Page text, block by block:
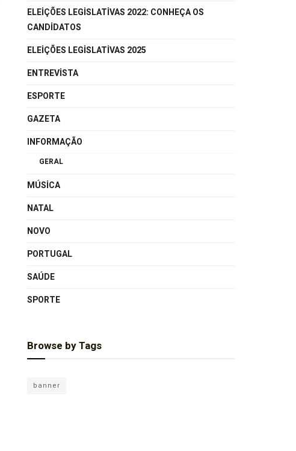
ELEIÇÕES LEGISLATIVAS 2022: CONHEÇA OS
CANDIDATOS
ELEIÇÕES LEGISLATIVAS 2025
ENTREVISTA
ESPORTE
GAZETA
INFORMAÇÃO
GERAL
MÚSICA
NATAL
NOVO
PORTUGAL
SAÚDE
SPORTE
Browse by Tags
banner